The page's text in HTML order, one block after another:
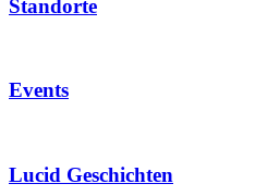
Standorte
Events
Lucid Geschichten